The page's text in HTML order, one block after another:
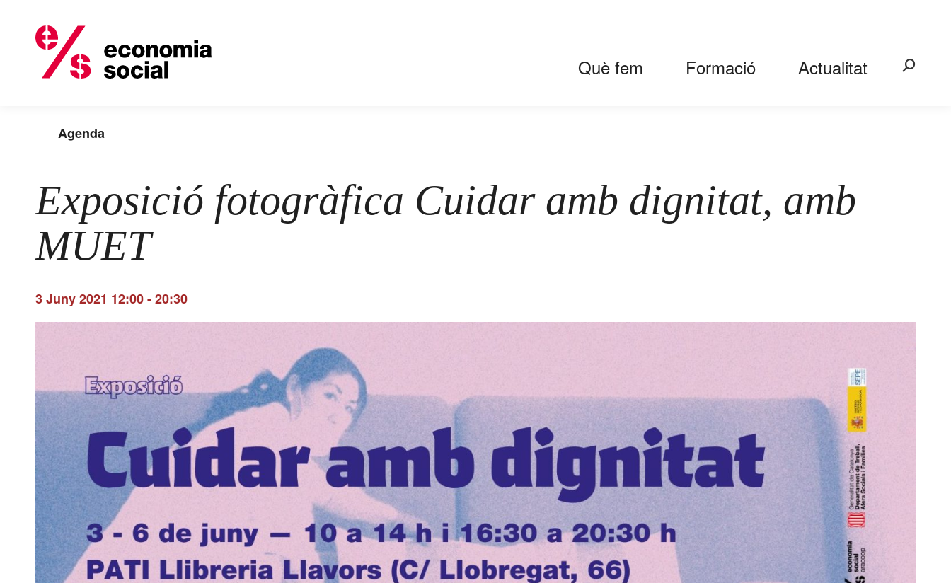
Què fem Formació Actualitat Search:
Agenda
Exposició fotogràfica Cuidar amb dignitat, amb
MUET
3 Juny 2021 12:00-20:30